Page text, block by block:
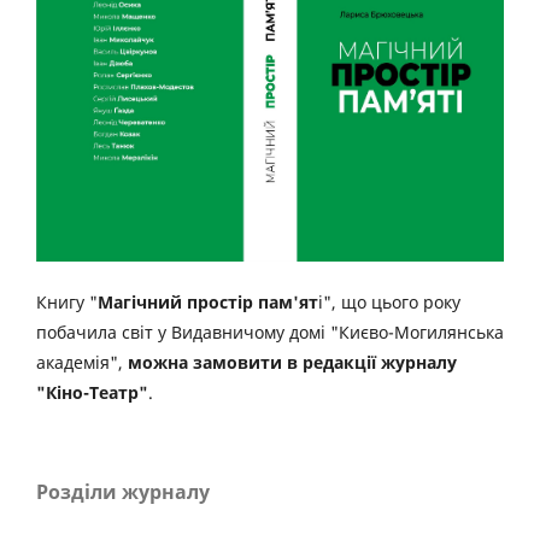
Книгу "Магічний простір пам'яті", що цього року
побачила світ у Видавничому домі "Києво-Могилянська
академія", можна замовити в редакції журналу
"Кіно-Театр".
Розділи журналу